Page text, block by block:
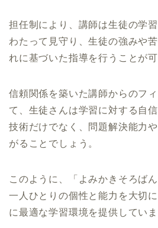
担任制により、講師は生徒の学
わたって見守り、生徒の強みや
れに基づいた指導を行うことが可
信頼関係を築いた講師からのフ
て、生徒さんは学習に対する自
技術だけでなく、問題解決能力
がることでしょう。
このように、「よみかきそろば
一人ひとりの個性と能力を大切
に最適な学習環境を提供していま